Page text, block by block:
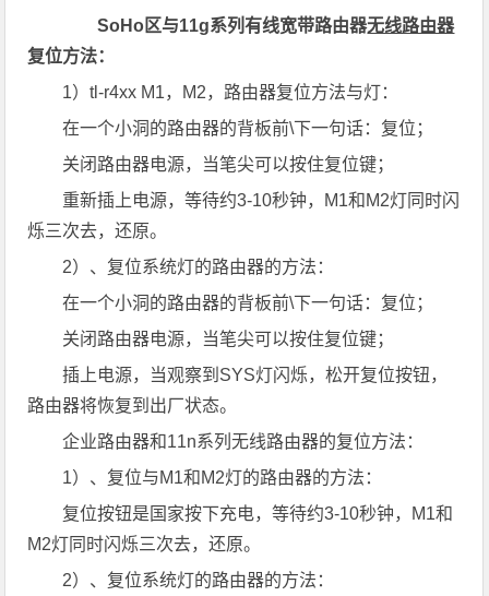
SoHo区与11g系列有线宽带路由器无线路由器
复位方法：
1）tl-r4xx M1，M2，路由器复位方法与灯：
在一个小洞的路由器的背板前\下一句话：复位；
关闭路由器电源，当笔尖可以按住复位键；
重新插上电源，等待约3-10秒钟，M1和M2灯同时闪
烁三次去，还原。
2）、复位系统灯的路由器的方法：
在一个小洞的路由器的背板前\下一句话：复位；
关闭路由器电源，当笔尖可以按住复位键；
插上电源，当观察到SYS灯闪烁，松开复位按钮，
路由器将恢复到出厂状态。
企业路由器和11n系列无线路由器的复位方法：
1）、复位与M1和M2灯的路由器的方法：
复位按钮是国家按下充电，等待约3-10秒钟，M1和
M2灯同时闪烁三次去，还原。
2）、复位系统灯的路由器的方法：